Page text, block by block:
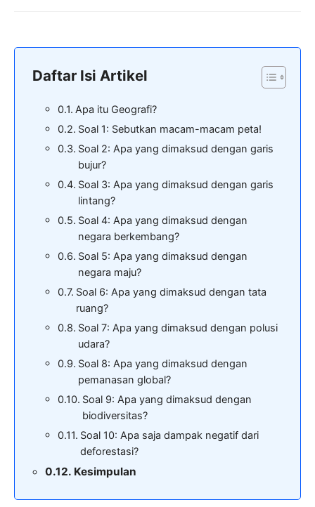
Daftar Isi Artikel
Apa itu Geografi?
Soal 1: Sebutkan macam-macam peta!
Soal 2: Apa yang dimaksud dengan garis
bujur?
Soal 3: Apa yang dimaksud dengan garis
lintang?
Soal 4: Apa yang dimaksud dengan
negara berkembang?
Soal 5: Apa yang dimaksud dengan
negara maju?
Soal 6: Apa yang dimaksud dengan tata
ruang?
Soal 7: Apa yang dimaksud dengan polusi
udara?
Soal 8: Apa yang dimaksud dengan
pemanasan global?
Soal 9: Apa yang dimaksud dengan
biodiversitas?
Soal 10: Apa saja dampak negatif dari
deforestasi?
Kesimpulan